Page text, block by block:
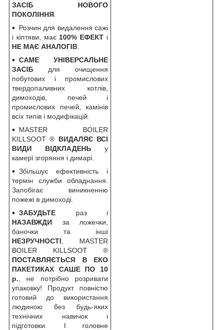
ЗАСІБ НОВОГО
ПОКОЛІННЯ
Розчин для видалення сажі
і кіптяви, має 100% ЕФЕКТ і
НЕ МАЄ АНАЛОГІВ
САМЕ УНІВЕРСАЛЬНЕ
ЗАСІБ для очищення
побутових і промислових
твердопаливних котлів,
димоходів, печей і
промислових печей, камінів
всіх типів і модифікацій.
MASTER BOILER
KILLSOOT ® ВИДАЛЯЄ ВСІ
ВИДИ ВІДКЛАДЕНЬ у
камері згоряння і димарі.
Збільшує ефективність і
термін служби обладнання.
Запобігає виникненню
пожежі в димоході.
ЗАБУДЬТЕ раз і
НАЗАВЖДИ за ложечки,
баночки та інші
НЕЗРУЧНОСТІ , MASTER
BOILER KILLSOOT ®
ПОСТАВЛЯЄТЬСЯ В ЕКО
ПАКЕТИКАХ САШЕ ПО 10
р. , не потрібно розривати
упаковку! Продукт повністю
готовий до використання
людиною без будь-яких
технічних навичок і
підготовки. І головне